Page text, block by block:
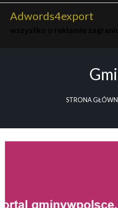
Skip
Adwords4export
STRONA